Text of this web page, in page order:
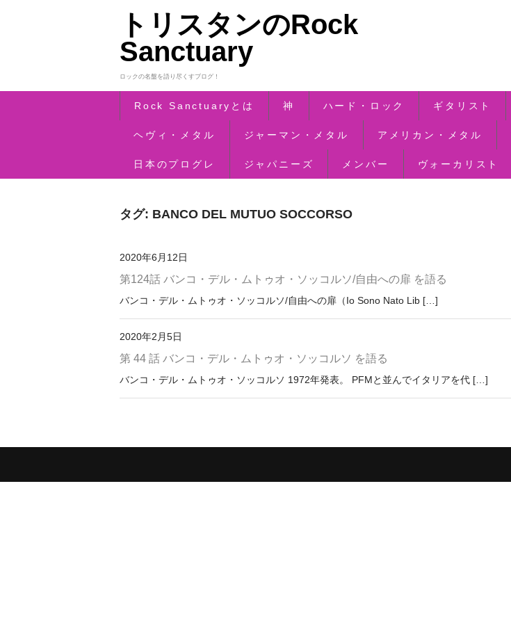
トリスタンのRock
Sanctuary
ロックの名盤を語り尽くすブログ！
Rock Sanctuaryとは 神 ハード・ロック ギタリスト
ヘヴィ・メタル ジャーマン・メタル アメリカン・メタル
日本のプログレ ジャパニーズ メンバー ヴォーカリスト
タグ: BANCO DEL MUTUO SOCCORSO
2020年6月12日
第124話 バンコ・デル・ムトゥオ・ソッコルソ/自由への扉 を語る
バンコ・デル・ムトゥオ・ソッコルソ/自由への扉（Io Sono Nato Lib […]
2020年2月5日
第 44 話 バンコ・デル・ムトゥオ・ソッコルソ を語る
バンコ・デル・ムトゥオ・ソッコルソ 1972年発表。 PFMと並んでイタリアを代 […]